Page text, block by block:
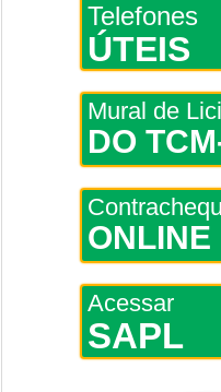
Telefones
ÚTEIS
Mural de
DO
ONLINE
Acessar
SAPL